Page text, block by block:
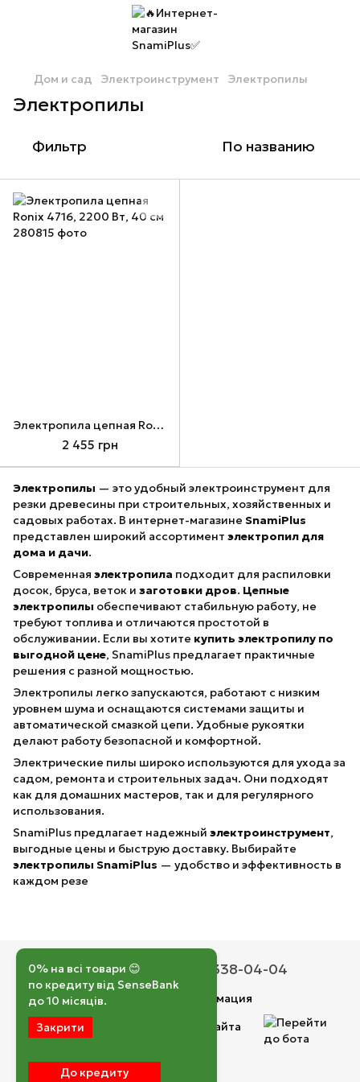
Дом и сад Электроинструмент Электропилы
Электропилы
Фильтр По названию
Электропила цепная Ronix 4716, 2200 Вт, 40 см
2 455 грн
Электропилы — это удобный электроинструмент для
резки древесины при строительных, хозяйственных и
садовых работах. В интернет-магазине SnamiPlus
представлен широкий ассортимент электропил для
дома и дачи.
Современная электропила подходит для распиловки
досок, бруса, веток и заготовки дров. Цепные
электропилы обеспечивают стабильную работу, не
требуют топлива и отличаются простотой в
обслуживании. Если вы хотите купить электропилу по
выгодной цене, SnamiPlus предлагает практичные
решения с разной мощностью.
Электропилы легко запускаются, работают с низким
уровнем шума и оснащаются системами защиты и
автоматической смазкой цепи. Удобные рукоятки
делают работу безопасной и комфортной.
Электрические пилы широко используются для ухода за
садом, ремонта и строительных задач. Они подходят
как для домашних мастеров, так и для регулярного
использования.
SnamiPlus предлагает надежный электроинструмент,
выгодные цены и быструю доставку. Выбирайте
электропилы SnamiPlus — удобство и эффективность в
каждом резе
050 193-42-43 067 338-04-04
Контактная информация
Полная версия сайта
0% на всі товари 😊
по кредиту від SenseBank
до 10 місяців.
Закрити
До кредиту